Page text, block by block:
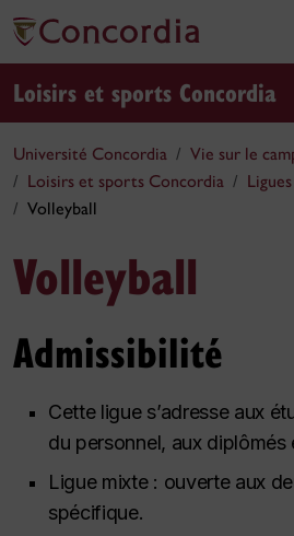
Loisirs et sports Concordia
Université Concordia
Vie sur le
Loisirs et sports Concordia
Volleyball
Volleyball
Admissibilité
Cette ligue s’adresse aux
du personnel, aux
Ligue mixte : ouverte aux
spécifique.